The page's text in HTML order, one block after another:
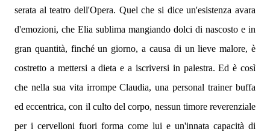
serata al teatro dell'Opera. Quel che si dice un'esistenza avara
d'emozioni, che Elia sublima mangiando dolci di nascosto e in
gran quantità, finché un giorno, a causa di un lieve malore, è
costretto a mettersi a dieta e a iscriversi in palestra. Ed è così
che nella sua vita irrompe Claudia, una personal trainer buffa
ed eccentrica, con il culto del corpo, nessun timore reverenziale
per i cervelloni fuori forma come lui e un'innata capacità di